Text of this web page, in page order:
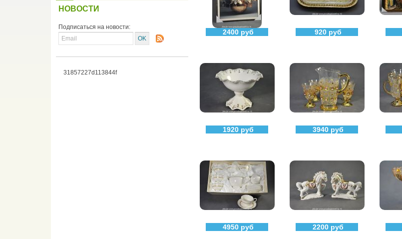
НОВОСТИ
Подписаться на новости:
31857227d113844f
2400 руб 920 руб
1920 руб 3940 руб
4950 руб 2200 руб